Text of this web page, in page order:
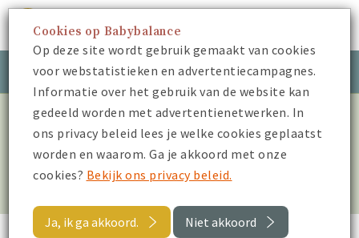
Inloggen Meld je aan
Log in om alle video’s te
bekijken
Cookies op Babybalance
Op deze site wordt gebruik gemaakt van cookies
voor webstatistieken en advertentiecampagnes.
Informatie over het gebruik van de website kan
gedeeld worden met advertentienetwerken. In
ons privacy beleid lees je welke cookies geplaatst
worden en waarom. Ga je akkoord met onze
cookies? Bekijk ons privacy beleid.
Ja, ik ga akkoord. Niet akkoord